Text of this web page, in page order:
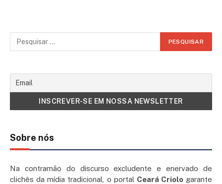
Sobre nós
Na contramão do discurso excludente e enervado de
clichês da mídia tradicional, o portal Ceará Criolo garante